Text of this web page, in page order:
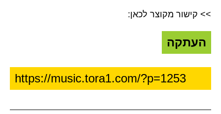
>> קישור מקוצר לכאן:
העתקה